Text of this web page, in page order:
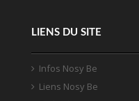
LIENS DU SITE
Infos Nosy Be
Liens Nosy Be